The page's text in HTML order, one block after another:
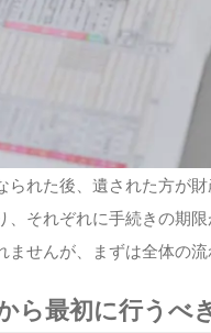
られた後、遺された方が
、それぞれに手続きの期
せんが、まずは全体の流
ら最初に行うべ